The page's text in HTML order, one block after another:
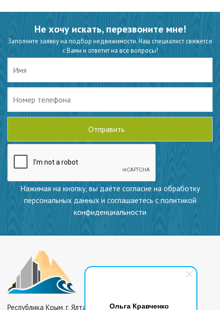
Ольга Кравченко
Не хочу искать, перезвоните мне!
Заполните заявку на подбор недвижимости. Наш специалист свяжется
с Вами и ответит на все вопросы!
Нажимая на кнопку, вы даёте согласие на обработку
персональных данных и соглашаетесь с политикой
конфиденциальности
Республика Крым, г. Ялта,